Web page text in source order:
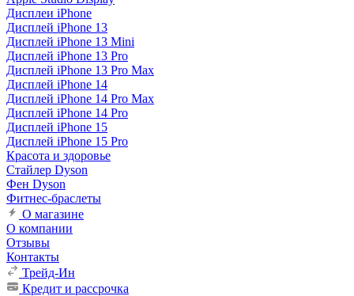
Дисплеи iPhone
Дисплей iPhone 13
Дисплей iPhone 13 Mini
Дисплей iPhone 13 Pro
Дисплей iPhone 13 Pro Max
Дисплей iPhone 14
Дисплей iPhone 14 Pro Max
Дисплей iPhone 14 Pro
Дисплей iPhone 15
Дисплей iPhone 15 Pro
Красота и здоровье
Стайлер Dyson
Фен Dyson
Фитнес-браслеты
О магазине
О компании
Отзывы
Контакты
Трейд-Ин
Кредит и рассрочка